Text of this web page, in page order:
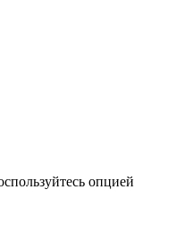
опцией